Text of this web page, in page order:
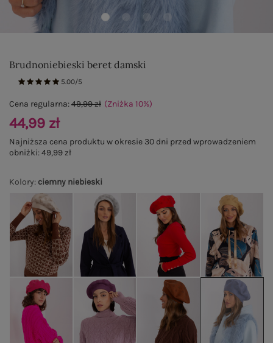
Brudnoniebieski beret damski
5.00/5
Kolory: ciemny niebieski
Cena regularna:49,99 zł (Zniżka 10%)
44,99 zł
Najniższa cena produktu w okresie 30 dni przed wprowadzeniem
obniżki:49,99 zł